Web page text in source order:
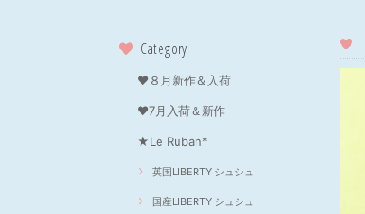
Category
❤８月新作＆入荷
❤7月入荷＆新作
★Le Ruban*
英国LIBERTY シュシュ
国産LIBERTY シュシュ